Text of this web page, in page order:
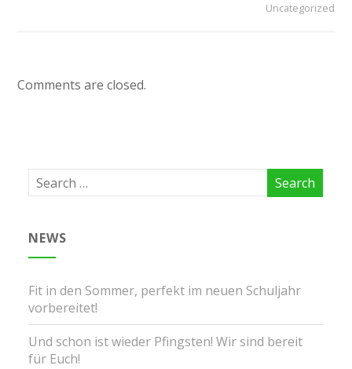
Uncategorized
Comments are closed.
NEWS
Fit in den Sommer, perfekt im neuen Schuljahr
vorbereitet!
Und schon ist wieder Pfingsten! Wir sind bereit
für Euch!